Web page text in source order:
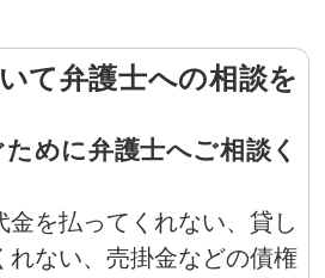
て弁護士への相談を
めに弁護士へご相談く
金を払ってくれない、貸し
れない、売掛金などの債権